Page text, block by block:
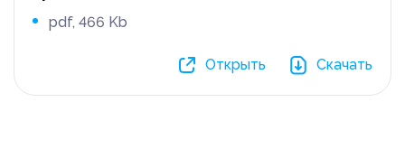
pdf, 466 Kb
Открыть Скачать